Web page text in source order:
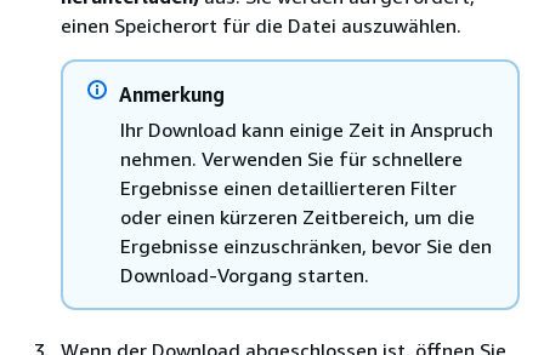
einen Speicherort für die Datei auszuwählen.
Anmerkung
Ihr Download kann einige Zeit in Anspruch
nehmen. Verwenden Sie für schnellere
Ergebnisse einen detaillierteren Filter
oder einen kürzeren Zeitbereich, um die
Ergebnisse einzuschränken, bevor Sie den
Download-Vorgang starten.
Wenn der Download abgeschlossen ist, öffnen Sie